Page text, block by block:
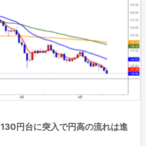
130円台に突入で円高の流れは進